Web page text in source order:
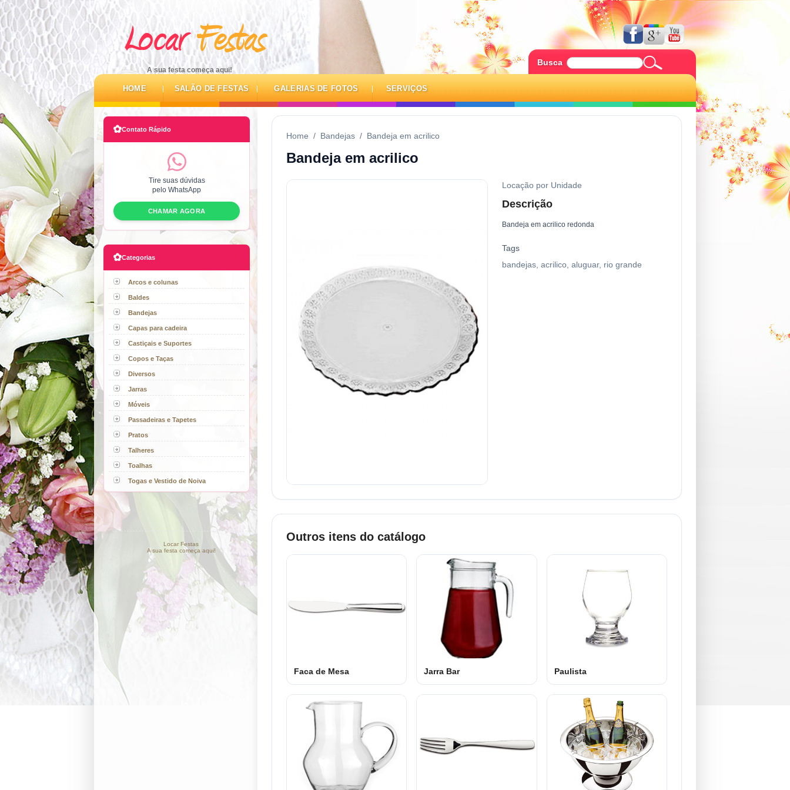
A sua festa começa aqui!
Busca
HOME SALÃO DE FESTAS GALERIAS DE FOTOS SERVIÇOS
✿Contato Rápido
Tire suas dúvidas
pelo WhatsApp
CHAMAR AGORA
✿Categorias
Arcos e colunas
Baldes
Bandejas
Capas para cadeira
Castiçais e Suportes
Copos e Taças
Diversos
Jarras
Móveis
Passadeiras e Tapetes
Pratos
Talheres
Toalhas
Togas e Vestido de Noiva
Locar Festas
A sua festa começa aqui!
Home / Bandejas / Bandeja em acrilico
Bandeja em acrilico
Locação por Unidade
Descrição
Bandeja em acrilico redonda
Tags
bandejas, acrilico, aluguar, rio grande
Outros itens do catálogo
Faca de Mesa Jarra Bar Paulista